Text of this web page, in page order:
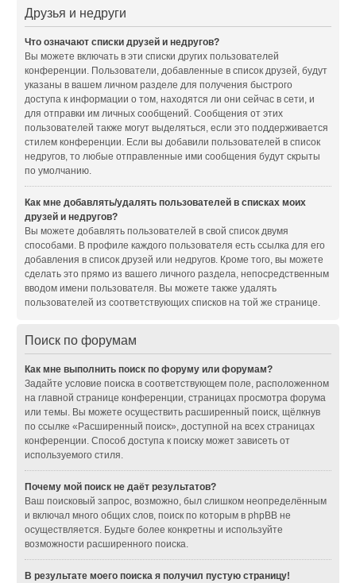
Друзья и недруги
Что означают списки друзей и недругов?
Вы можете включать в эти списки других пользователей
конференции. Пользователи, добавленные в список друзей, будут
указаны в вашем личном разделе для получения быстрого
доступа к информации о том, находятся ли они сейчас в сети, и
для отправки им личных сообщений. Сообщения от этих
пользователей также могут выделяться, если это поддерживается
стилем конференции. Если вы добавили пользователей в список
недругов, то любые отправленные ими сообщения будут скрыты
по умолчанию.
Как мне добавлять/удалять пользователей в списках моих
друзей и недругов?
Вы можете добавлять пользователей в свой список двумя
способами. В профиле каждого пользователя есть ссылка для его
добавления в список друзей или недругов. Кроме того, вы можете
сделать это прямо из вашего личного раздела, непосредственным
вводом имени пользователя. Вы можете также удалять
пользователей из соответствующих списков на той же странице.
Поиск по форумам
Как мне выполнить поиск по форуму или форумам?
Задайте условие поиска в соответствующем поле, расположенном
на главной странице конференции, страницах просмотра форума
или темы. Вы можете осуществить расширенный поиск, щёлкнув
по ссылке «Расширенный поиск», доступной на всех страницах
конференции. Способ доступа к поиску может зависеть от
используемого стиля.
Почему мой поиск не даёт результатов?
Ваш поисковый запрос, возможно, был слишком неопределённым
и включал много общих слов, поиск по которым в phpBB не
осуществляется. Будьте более конкретны и используйте
возможности расширенного поиска.
В результате моего поиска я получил пустую страницу!